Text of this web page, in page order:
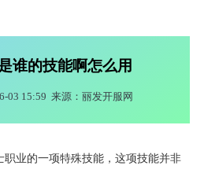
谁的技能啊怎么用
03 15:59 来源：丽发开服网
业的一项特殊技能，这项技能并非